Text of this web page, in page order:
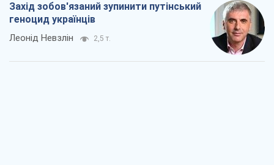
Захід зобов'язаний зупинити путінський
геноцид українців
Леонід Невзлін 2,5 т.